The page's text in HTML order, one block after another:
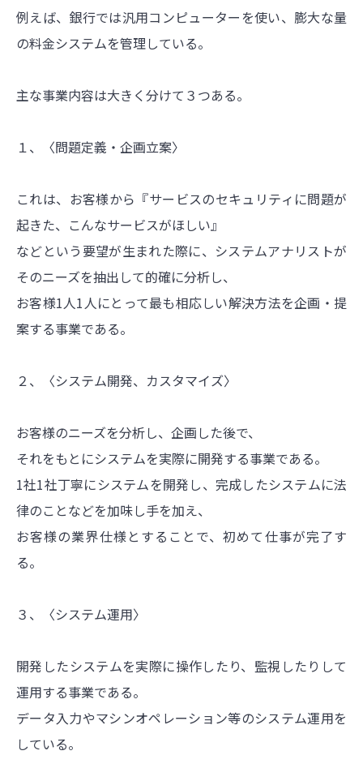
例えば、銀行では汎用コンピューターを使い、膨大な量
の料金システムを管理している。
主な事業内容は大きく分けて３つある。
１、〈問題定義・企画立案〉
これは、お客様から『サービスのセキュリティに問題が
起きた、こんなサービスがほしい』
などという要望が生まれた際に、システムアナリストが
そのニーズを抽出して的確に分析し、
お客様1人1人にとって最も相応しい解決方法を企画・提
案する事業である。
２、〈システム開発、カスタマイズ〉
お客様のニーズを分析し、企画した後で、
それをもとにシステムを実際に開発する事業である。
1社1社丁寧にシステムを開発し、完成したシステムに法
律のことなどを加味し手を加え、
お客様の業界仕様とすることで、初めて仕事が完了す
る。
３、〈システム運用〉
開発したシステムを実際に操作したり、監視したりして
運用する事業である。
データ入力やマシンオペレーション等のシステム運用を
している。